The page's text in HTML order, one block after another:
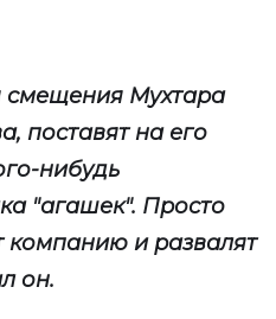
смещения Мухтара
поставят на его
нибудь
"агашек". Просто
компанию и развалят
он.